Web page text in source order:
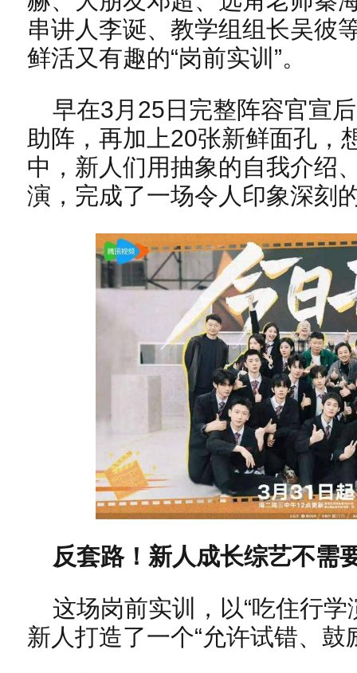
串讲人李诞、教学组组长吴彼
鲜活又有趣的“岗前实训”。
早在3月25日完整阵容官宣
助阵，再加上20张新鲜面孔，
中，新人们用抽象的自我介绍
演，完成了一场令人印象深刻
反套路！新人成长综艺不需
这场岗前实训，以“吃住行
新人打造了一个“允许试错、鼓